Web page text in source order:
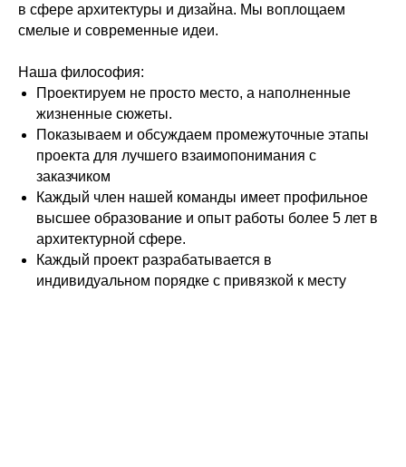
в сфере архитектуры и дизайна. Мы воплощаем
смелые и современные идеи.
Наша философия:
Проектируем не просто место, а наполненные
жизненные сюжеты.
Показываем и обсуждаем промежуточные этапы
проекта для лучшего взаимопонимания с
заказчиком
Каждый член нашей команды имеет профильное
высшее образование и опыт работы более 5 лет в
архитектурной сфере.
Каждый проект разрабатывается в
индивидуальном порядке с привязкой к месту